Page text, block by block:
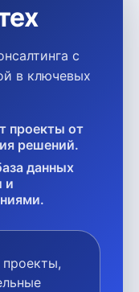
с
в ключевых
проекты от
решений.
данных
и